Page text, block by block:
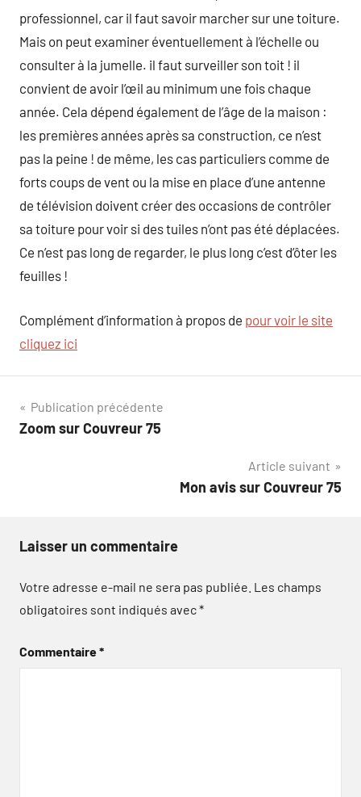
professionnel, car il faut savoir marcher sur une toiture.
Mais on peut examiner éventuellement à l’échelle ou
consulter à la jumelle. il faut surveiller son toit ! il
convient de avoir l’œil au minimum une fois chaque
année. Cela dépend également de l’âge de la maison :
les premières années après sa construction, ce n’est
pas la peine ! de même, les cas particuliers comme de
forts coups de vent ou la mise en place d’une antenne
de télévision doivent créer des occasions de contrôler
sa toiture pour voir si des tuiles n’ont pas été déplacées.
Ce n’est pas long de regarder, le plus long c’est d’ôter les
feuilles !
Complément d’information à propos de pour voir le site
cliquez ici
Navigation
de
Publication précédente
Zoom sur Couvreur 75
Article suivant
Mon avis sur Couvreur 75
Laisser un commentaire
Votre adresse e-mail ne sera pas publiée. Les champs
obligatoires sont indiqués avec*
Commentaire*